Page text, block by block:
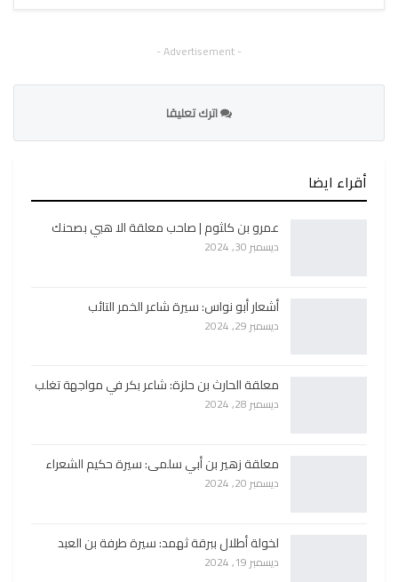
- Advertisement -
اترك تعليقا
أقراء ايضا
عمرو بن كلثوم | صاحب معلقة الا هبي بصحنك
ديسمبر 30, 2024
أشعار أبو نواس: سيرة شاعر الخمر التائب
ديسمبر 29, 2024
معلقة الحارث بن حلزة: شاعر بكر في مواجهة تغلب
ديسمبر 28, 2024
معلقة زهير بن أبي سلمى: سيرة حكيم الشعراء
ديسمبر 20, 2024
لخولة أطلال ببرقة ثهمد: سيرة طرفة بن العبد
ديسمبر 19, 2024